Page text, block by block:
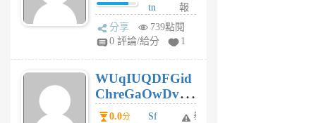
tn
jt
gl
個
月
前
報
分享
739點閱
0 評論/給分
1
WUqIUQDFGid
ChreGaOwDv
dY0.0分
Sf
舉